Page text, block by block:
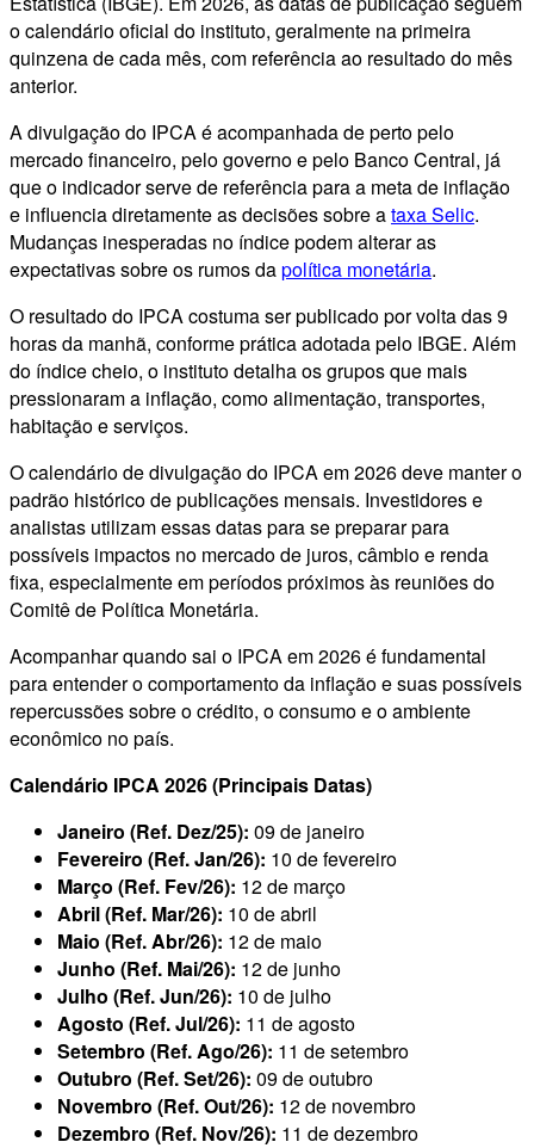
o calendário oficial do instituto, geralmente na primeira
quinzena de cada mês, com referência ao resultado do mês
anterior.
A divulgação do IPCA é acompanhada de perto pelo
mercado financeiro, pelo governo e pelo Banco Central, já
que o indicador serve de referência para a meta de inflação
e influencia diretamente as decisões sobre ataxa Selic.
Mudanças inesperadas no índice podem alterar as
expectativas sobre os rumos dapolítica monetária.
O resultado do IPCA costuma ser publicado por volta das 9
horas da manhã, conforme prática adotada pelo IBGE. Além
do índice cheio, o instituto detalha os grupos que mais
pressionaram a inflação, como alimentação, transportes,
habitação e serviços.
O calendário de divulgação do IPCA em 2026 deve manter o
padrão histórico de publicações mensais. Investidores e
analistas utilizam essas datas para se preparar para
possíveis impactos no mercado de juros, câmbio e renda
fixa, especialmente em períodos próximos às reuniões do
Comitê de Política Monetária.
Acompanhar quando sai o IPCA em 2026 é fundamental
para entender o comportamento da inflação e suas possíveis
repercussões sobre o crédito, o consumo e o ambiente
econômico no país.
Calendário IPCA 2026 (Principais Datas)
Janeiro (Ref. Dez/25): 09 de janeiro
Fevereiro (Ref. Jan/26): 10 de fevereiro
Março (Ref. Fev/26): 12 de março
Abril (Ref. Mar/26): 10 de abril
Maio (Ref. Abr/26): 12 de maio
Junho (Ref. Mai/26): 12 de junho
Julho (Ref. Jun/26): 10 de julho
Agosto (Ref. Jul/26): 11 de agosto
Setembro (Ref. Ago/26): 11 de setembro
Outubro (Ref. Set/26): 09 de outubro
Novembro (Ref. Out/26): 12 de novembro
Dezembro (Ref. Nov/26): 11 de dezembro